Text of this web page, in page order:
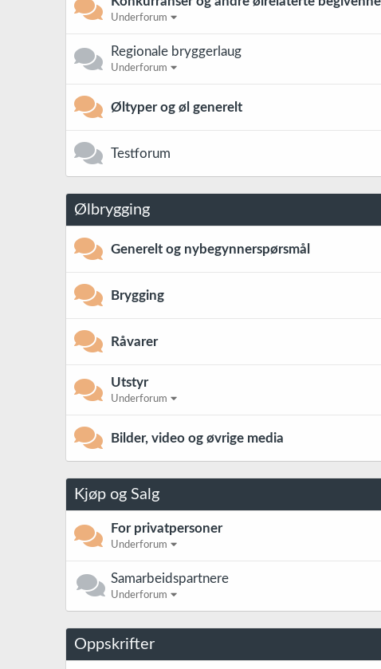
Underforum
Regionale bryggerlaug
Underforum
Øltyper og øl generelt
Testforum
Ølbrygging
Generelt og nybegynnerspørsmål
Brygging
Råvarer
Utstyr
Underforum
Bilder, video og øvrige media
Kjøp og Salg
For privatpersoner
Underforum
Samarbeidspartnere
Underforum
Oppskrifter